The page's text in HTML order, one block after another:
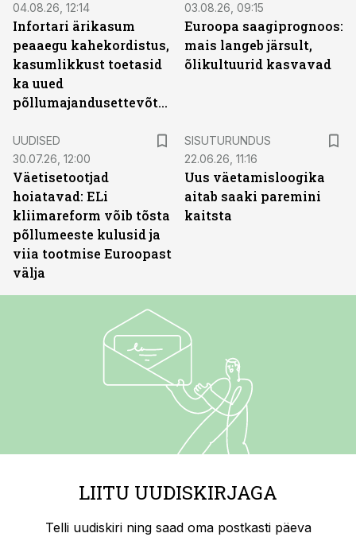
04.08.26, 12:14
Infortari ärikasum
peaaegu kahekordistus,
kasumlikkust toetasid
ka uued
põllumajandusettevõtted
03.08.26, 09:15
Euroopa saagiprognoos:
mais langeb järsult,
õlikultuurid kasvavad
UUDISED
30.07.26, 12:00
Väetisetootjad
hoiatavad: ELi
kliimareform võib tõsta
põllumeeste kulusid ja
viia tootmise Euroopast
välja
SISUTURUNDUS
22.06.26, 11:16
Uus väetamisloogika
aitab saaki paremini
kaitsta
LIITU UUDISKIRJAGA
Telli uudiskiri ning saad oma postkasti päeva